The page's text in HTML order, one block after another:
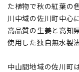
た植物で秋の紅葉の
川中域の佐川町中心
高品質の生姜と高知
使用した独自無水製
中山間地域の佐川町